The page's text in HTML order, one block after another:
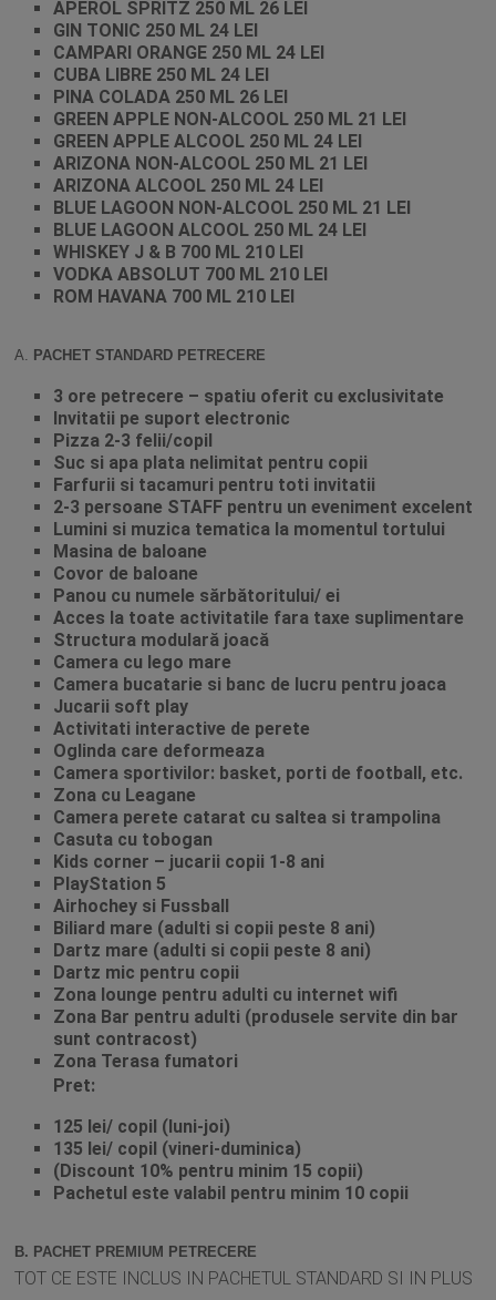
APEROL SPRITZ 250 ML 26 LEI
GIN TONIC 250 ML 24 LEI
CAMPARI ORANGE 250 ML 24 LEI
CUBA LIBRE 250 ML 24 LEI
PINA COLADA 250 ML 26 LEI
GREEN APPLE NON-ALCOOL 250 ML 21 LEI
GREEN APPLE ALCOOL 250 ML 24 LEI
ARIZONA NON-ALCOOL 250 ML 21 LEI
ARIZONA ALCOOL 250 ML 24 LEI
BLUE LAGOON NON-ALCOOL 250 ML 21 LEI
BLUE LAGOON ALCOOL 250 ML 24 LEI
WHISKEY J & B 700 ML 210 LEI
VODKA ABSOLUT 700 ML 210 LEI
ROM HAVANA 700 ML 210 LEI
A. PACHET STANDARD PETRECERE
3 ore petrecere – spatiu oferit cu exclusivitate
Invitatii pe suport electronic
Pizza 2-3 felii/copil
Suc si apa plata nelimitat pentru copii
Farfurii si tacamuri pentru toti invitatii
2-3 persoane STAFF pentru un eveniment excelent
Lumini si muzica tematica la momentul tortului
Masina de baloane
Covor de baloane
Panou cu numele sărbătoritului/ ei
Acces la toate activitatile fara taxe suplimentare
Structura modulară joacă
Camera cu lego mare
Camera bucatarie si banc de lucru pentru joaca
Jucarii soft play
Activitati interactive de perete
Oglinda care deformeaza
Camera sportivilor: basket, porti de football, etc.
Zona cu Leagane
Camera perete catarat cu saltea si trampolina
Casuta cu tobogan
Kids corner – jucarii copii 1-8 ani
PlayStation 5
Airhochey si Fussball
Biliard mare (adulti si copii peste 8 ani)
Dartz mare (adulti si copii peste 8 ani)
Dartz mic pentru copii
Zona lounge pentru adulti cu internet wifi
Zona Bar pentru adulti (produsele servite din bar
sunt contracost)
Zona Terasa fumatori
Pret:
125 lei/ copil (luni-joi)
135 lei/ copil (vineri-duminica)
(Discount 10% pentru minim 15 copii)
Pachetul este valabil pentru minim 10 copii
B. PACHET PREMIUM PETRECERE
TOT CE ESTE INCLUS IN PACHETUL STANDARD SI IN PLUS